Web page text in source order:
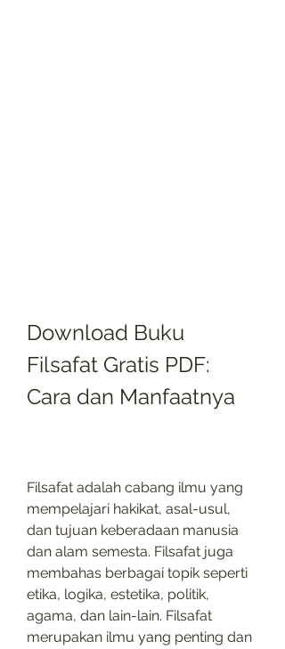
Download Buku
Filsafat Gratis PDF:
Cara dan Manfaatnya
Filsafat adalah cabang ilmu yang
mempelajari hakikat, asal-usul,
dan tujuan keberadaan manusia
dan alam semesta. Filsafat juga
membahas berbagai topik seperti
etika, logika, estetika, politik,
agama, dan lain-lain. Filsafat
merupakan ilmu yang penting dan